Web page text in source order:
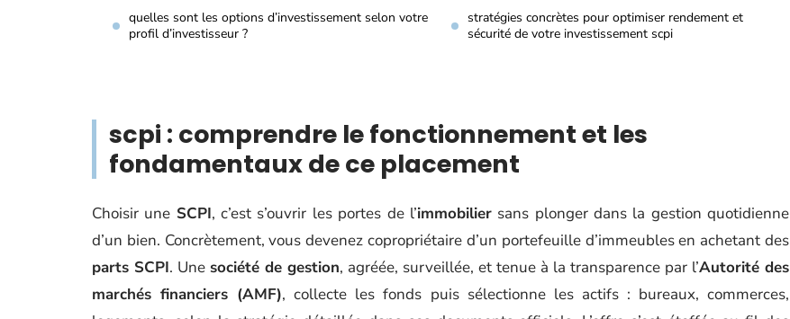
quelles sont les options d’investissement selon votre
profil d’investisseur ?
stratégies concrètes pour optimiser rendement et
sécurité de votre investissement scpi
scpi : comprendre le fonctionnement et les
fondamentaux de ce placement
Choisir une SCPI, c’est s’ouvrir les portes de l’immobiliersans plonger dans la gestion quotidienne
d’un bien. Concrètement, vous devenez copropriétaire d’un portefeuille d’immeubles en achetant des
parts SCPI. Une société de gestion, agréée, surveillée, et tenue à la transparence par l’Autorité des
marchés financiers (AMF), collecte les fonds puis sélectionne les actifs : bureaux, commerces,